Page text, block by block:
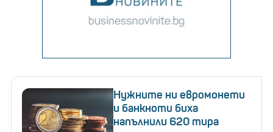
Нужните ни евромонети
и банкноти биха
напълнили 620 тира